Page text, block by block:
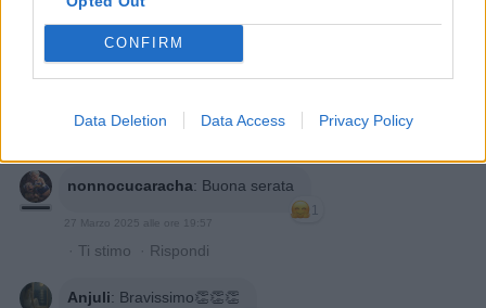
CONFIRM
Data Deletion Data Access Privacy Policy
Salva
ART·Composizioni di sabbia·
nonnocucaracha: Buona serata
1
27 Marzo 2025 alle ore 19:57
· Ti stimo · Rispondi
Anjuli: Bravissimo👏👏👏